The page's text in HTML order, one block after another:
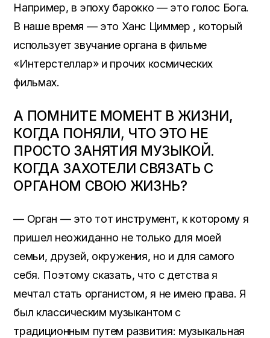
Например, в эпоху барокко — это голос Бога.
В наше время — это Ханс Циммер , который
использует звучание органа в фильме
«Интерстеллар» и прочих космических
фильмах.
А ПОМНИТЕ МОМЕНТ В ЖИЗНИ,
КОГДА ПОНЯЛИ, ЧТО ЭТО НЕ
ПРОСТО ЗАНЯТИЯ МУЗЫКОЙ.
КОГДА ЗАХОТЕЛИ СВЯЗАТЬ С
ОРГАНОМ СВОЮ ЖИЗНЬ?
— Орган — это тот инструмент, к которому я
пришел неожиданно не только для моей
семьи, друзей, окружения, но и для самого
себя. Поэтому сказать, что с детства я
мечтал стать органистом, я не имею права. Я
был классическим музыкантом с
традиционным путем развития: музыкальная